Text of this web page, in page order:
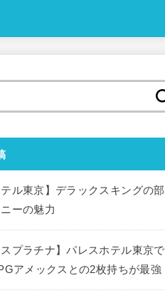
索
テル東京】デラックスキングの部
ーの魅力
スプラチナ】パレスホテル東京で
アメックスとの2枚持ちが最強